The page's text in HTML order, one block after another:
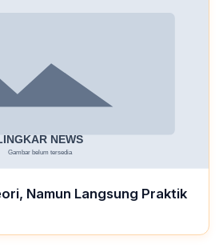
Namun Langsung Praktik